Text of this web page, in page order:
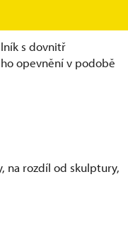
s dovnitř
opevnění v podobě
na rozdíl od skulptury,